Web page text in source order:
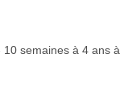
semaines à 4 ans à